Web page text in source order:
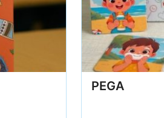
PEGA